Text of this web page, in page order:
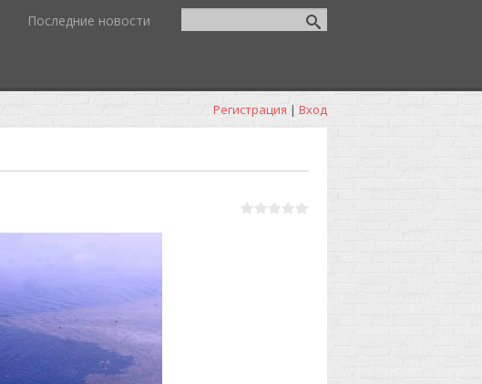
Последние новости
Регистрация | Вход